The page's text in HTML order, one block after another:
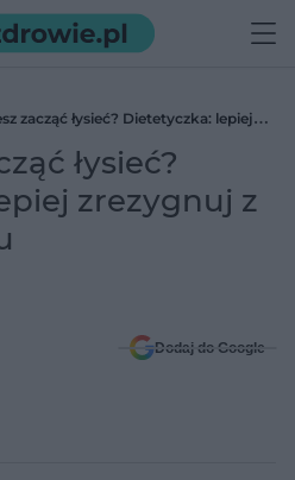
zacząć łysieć? Dietetyczka: lepiej
łysieć?
zrezygnuj z
Dodaj do Google